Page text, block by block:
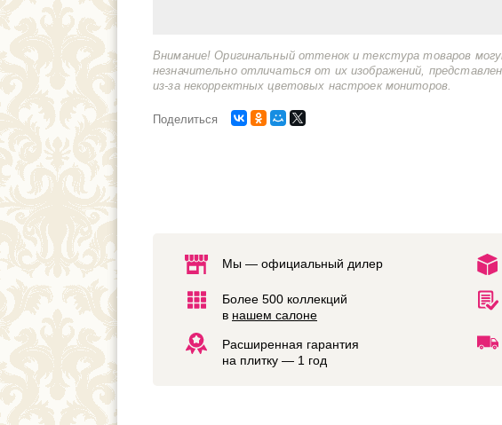
Внимание! Оригинальный оттенок и текстура товаров
незначительно отличаться от их изображений,
из-за некорректных цветовых настроек мониторов.
Поделиться
Мы — официальный дилер
Более 500 коллекций
в нашем салоне
Расширенная гарантия
на плитку — 1 год